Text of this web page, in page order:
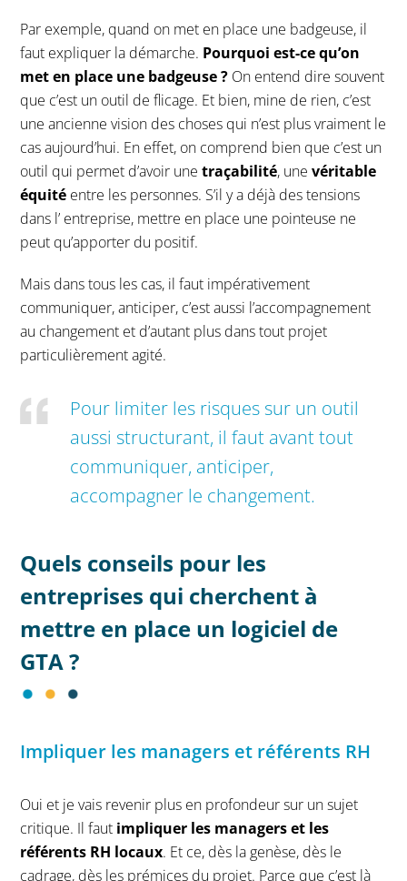
Par exemple, quand on met en place une badgeuse, il
faut expliquer la démarche. Pourquoi est-ce qu’on
met en place une badgeuse ? On entend dire souvent
que c’est un outil de flicage. Et bien, mine de rien, c’est
une ancienne vision des choses qui n’est plus vraiment le
cas aujourd’hui. En effet, on comprend bien que c’est un
outil qui permet d’avoir unetraçabilité, unevéritable
équité entre les personnes. S’il y a déjà des tensions
dans l’ entreprise, mettre en place une pointeuse ne
peut qu’apporter du positif.
Mais dans tous les cas, il faut impérativement
communiquer, anticiper, c’est aussi l’accompagnement
au changement et d’autant plus dans tout projet
particulièrement agité.
Pour limiter les risques sur un outil
aussi structurant, il faut avant tout
communiquer, anticiper,
accompagner le changement.
Quels conseils pour les
entreprises qui cherchent à
mettre en place un logiciel de
GTA ?
Impliquer les managers et référents RH
Oui et je vais revenir plus en profondeur sur un sujet
critique. Il faut impliquer les managers et les
référents RH locaux. Et ce, dès la genèse, dès le
cadrage, dès les prémices du projet. Parce que c’est là